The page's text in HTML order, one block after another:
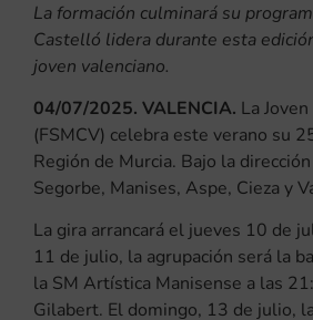
La formación culminará su
Castelló lidera durante esta
joven valenciano.
04/07/2025. VALENCIA. La
(FSMCV) celebra este verano su
Región de Murcia. Bajo la
Segorbe, Manises, Aspe, Cieza y
La gira arrancará el jueves 10 de
11 de julio, la agrupación será la
la SM Artística Manisense a las
Gilabert. El domingo, 13 de julio,